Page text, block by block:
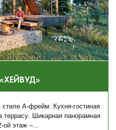
А-фрейм. Кухня-гостиная
Шикарная панорамная
ой этаж –...